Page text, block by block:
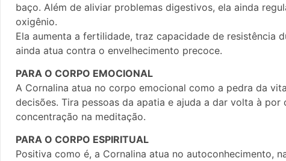
baço. Além de aliviar problemas digestivos, ela ainda
oxigênio.
Ela aumenta a fertilidade, traz capacidade de resistência
ainda atua contra o envelhecimento precoce.
PARA O CORPO EMOCIONAL
A Cornalina atua no corpo emocional como a pedra da
decisões. Tira pessoas da apatia e ajuda a dar volta à
concentração na meditação.
PARA O CORPO ESPIRITUAL
Positiva como é, a Cornalina atua no autoconhecimento,